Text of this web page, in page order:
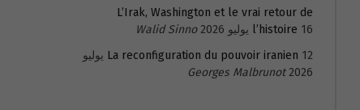
L’Irak, Washington et le vrai retour de
l’histoire 16 يوليو 2026
Walid Sinno
La reconfiguration du pouvoir iranien 12 يوليو
2026
Georges Malbrunot